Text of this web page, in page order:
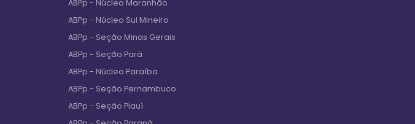
ABPp - Núcleo Maranhão
ABPp - Núcleo Sul Mineiro
ABPp - Seção Minas Gerais
ABPp - Seção Pará
ABPp - Núcleo Paraíba
ABPp - Seção Pernambuco
ABPp - Seção Piauí